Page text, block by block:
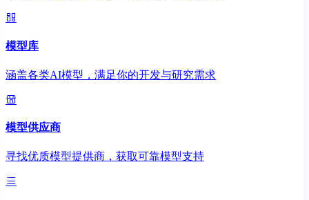
模型库
涵盖各类AI模型，满足你的开发与研究需求
模型供应商
寻找优质模型提供商，获取可靠模型支持